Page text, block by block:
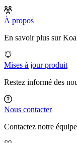
À propos
En savoir plus sur
Mises à jour produit
Restez informé des
Nous contacter
Contactez notre équipe